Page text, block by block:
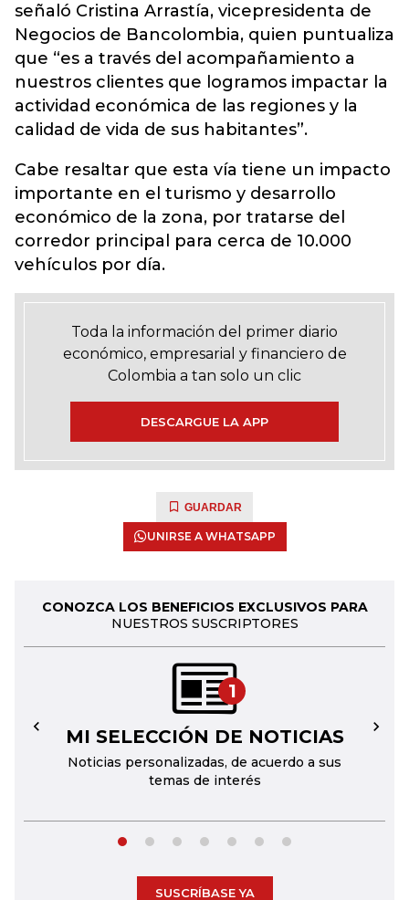
señaló Cristina Arrastía, vicepresidenta de
Negocios de Bancolombia, quien puntualiza
que “es a través del acompañamiento a
nuestros clientes que logramos impactar la
actividad económica de las regiones y la
calidad de vida de sus habitantes”.
Cabe resaltar que esta vía tiene un impacto
importante en el turismo y desarrollo
económico de la zona, por tratarse del
corredor principal para cerca de 10.000
vehículos por día.
Toda la información del primer diario
económico, empresarial y financiero de
Colombia a tan solo un clic
DESCARGUE LA APP
GUARDAR
UNIRSE A WHATSAPP
CONOZCA LOS BENEFICIOS EXCLUSIVOS PARA
NUESTROS SUSCRIPTORES
1
MI SELECCIÓN DE NOTICIAS
Noticias personalizadas, de acuerdo a sus
temas de interés
← →
SUSCRÍBASE YA